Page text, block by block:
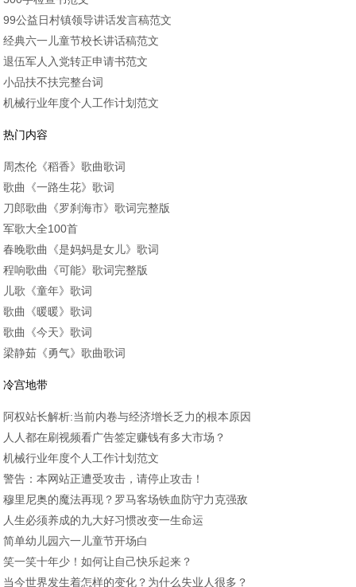
99公益日村镇领导讲话发言稿范文
经典六一儿童节校长讲话稿范文
退伍军人入党转正申请书范文
小品扶不扶完整台词
机械行业年度个人工作计划范文
热门内容
周杰伦《稻香》歌曲歌词
歌曲《一路生花》歌词
刀郎歌曲《罗刹海市》歌词完整版
军歌大全100首
春晚歌曲《是妈妈是女儿》歌词
程响歌曲《可能》歌词完整版
儿歌《童年》歌词
歌曲《暖暖》歌词
歌曲《今天》歌词
梁静茹《勇气》歌曲歌词
冷宫地带
阿权站长解析:当前内卷与经济增长乏力的根本原因
人人都在刷视频看广告签定赚钱有多大市场？
机械行业年度个人工作计划范文
警告：本网站正遭受攻击，请停止攻击！
穆里尼奥的魔法再现？罗马客场铁血防守力克强敌
人生必须养成的九大好习惯改变一生命运
简单幼儿园六一儿童节开场白
笑一笑十年少！如何让自己快乐起来？
当今世界发生着怎样的变化？为什么失业人很多？